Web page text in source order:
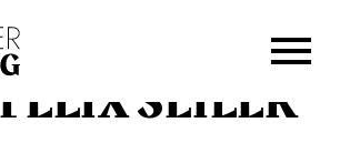
FELIX SEILER